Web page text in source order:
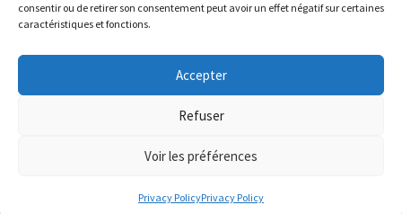
consentir ou de retirer son consentement peut avoir un effet négatif sur certaines
caractéristiques et fonctions.
Accepter
Refuser
Voir les préférences
Privacy PolicyPrivacy Policy